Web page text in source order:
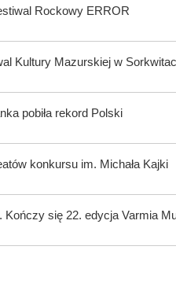
Rockowy ERROR
Kultury Mazurskiej w
pobiła rekord Polski
konkursu im. Michała Kajki
Kończy się 22. edycja Varmia